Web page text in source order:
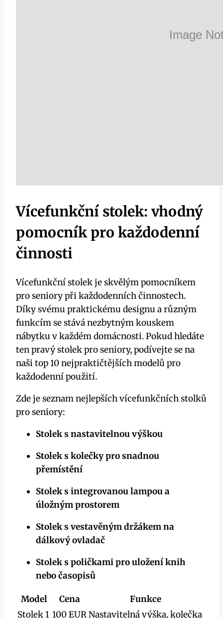
Vícefunkční stolek: vhodný
pomocník pro každodenní
činnosti
Vícefunkční stolek je skvělým pomocníkem
pro seniory při každodenních činnostech.
Díky svému praktickému designu a různým
funkcím se stává nezbytným kouskem
nábytku v každém domácnosti. Pokud hledáte
ten pravý stolek pro seniory, podívejte se na
naši top 10 nejpraktičtějších modelů pro
každodenní použití.
Zde je seznam nejlepších vícefunkčních stolků
pro seniory:
Stolek s nastavitelnou výškou
Stolek s kolečky pro snadnou
přemístění
Stolek s integrovanou lampou a
úložným prostorem
Stolek s vestavěným držákem na
dálkový ovladač
Stolek s poličkami pro uložení knih
nebo časopisů
Model Cena
Funkce
Stolek 1 100 EURNastavitelná výška, kolečka